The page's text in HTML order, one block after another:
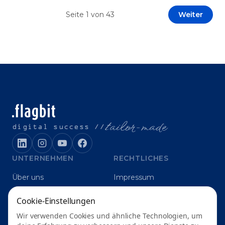
Prototypen entwickeln und interne Skepsis
abbauen. Der zentrale Begriff dieses Beitrags ist
Seite 1 von 43 Weiter
digital success //tailor-made
UNTERNEHMEN
Über uns
RECHTLICHES
Impressum
Cookie-Einstellungen
Wir verwenden Cookies und ähnliche Technologien, um